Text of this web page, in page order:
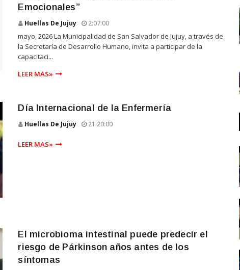
Emocionales”
Huellas De Jujuy 2:07:00
mayo, 2026 La Municipalidad de San Salvador de Jujuy, a través de
la Secretaría de Desarrollo Humano, invita a participar de la
capacitaci...
LEER MAS»
Día Internacional de la Enfermería
Huellas De Jujuy 21:20:00
LEER MAS»
El microbioma intestinal puede predecir el
riesgo de Párkinson años antes de los
síntomas